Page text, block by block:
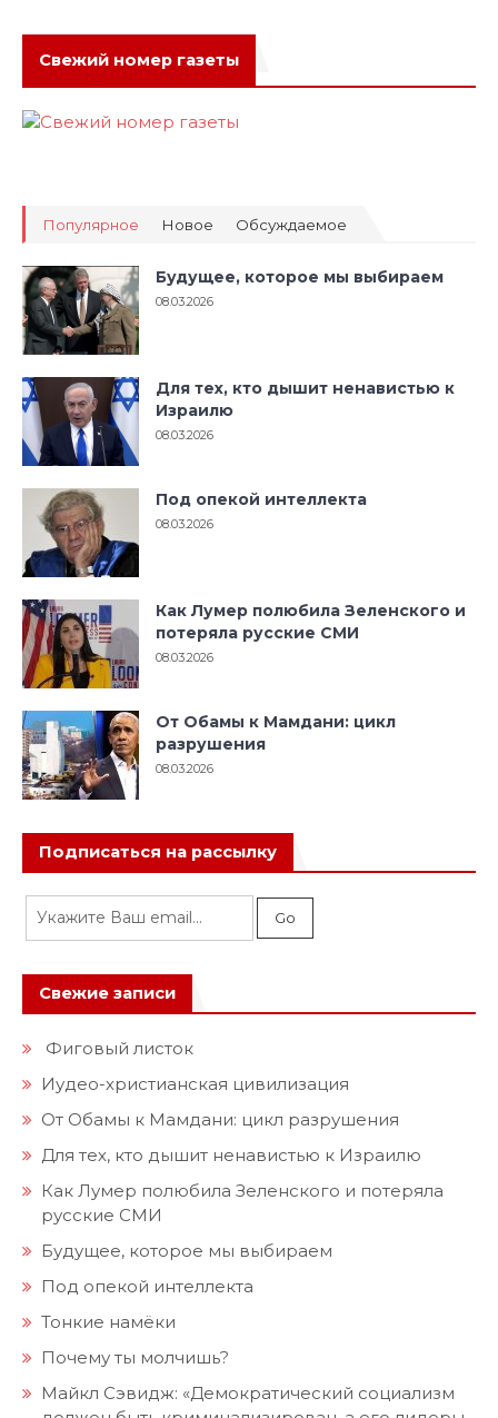
Свежий номер газеты
Популярное Новое Обсуждаемое
Будущее, которое мы выбираем
08.03.2026
Для тех, кто дышит ненавистью к
Израилю
08.03.2026
Под опекой интеллекта
08.03.2026
Как Лумер полюбила Зеленского и
потеряла русские СМИ
08.03.2026
От Обамы к Мамдани: цикл
разрушения
08.03.2026
Подписаться на рассылку
Свежие записи
Фиговый листок
Иудео-христианская цивилизация
От Обамы к Мамдани: цикл разрушения
Для тех, кто дышит ненавистью к Израилю
Как Лумер полюбила Зеленского и потеряла
русские СМИ
Будущее, которое мы выбираем
Под опекой интеллекта
Тонкие намёки
Почему ты молчишь?
Майкл Сэвидж: «Демократический социализм